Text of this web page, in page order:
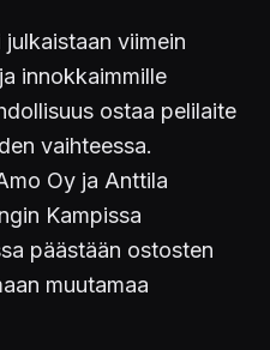
viimein
innokkaimmille
ostaa pelilaite
vaihteessa.
Oy ja Anttila
Kampissa
päästään ostosten
muutamaa